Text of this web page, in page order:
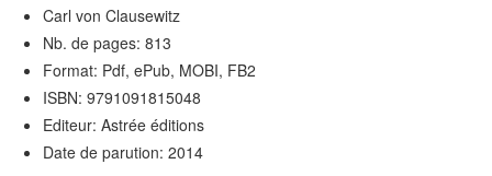
Carl von Clausewitz
Nb. de pages: 813
Format: Pdf, ePub, MOBI, FB2
ISBN: 9791091815048
Editeur: Astrée éditions
Date de parution: 2014